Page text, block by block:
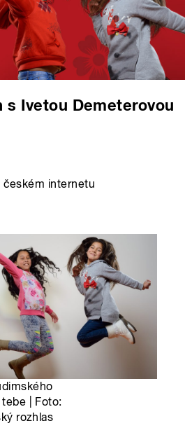
s Ivetou Demeterovou
českém internetu
| Foto:
rozhlas